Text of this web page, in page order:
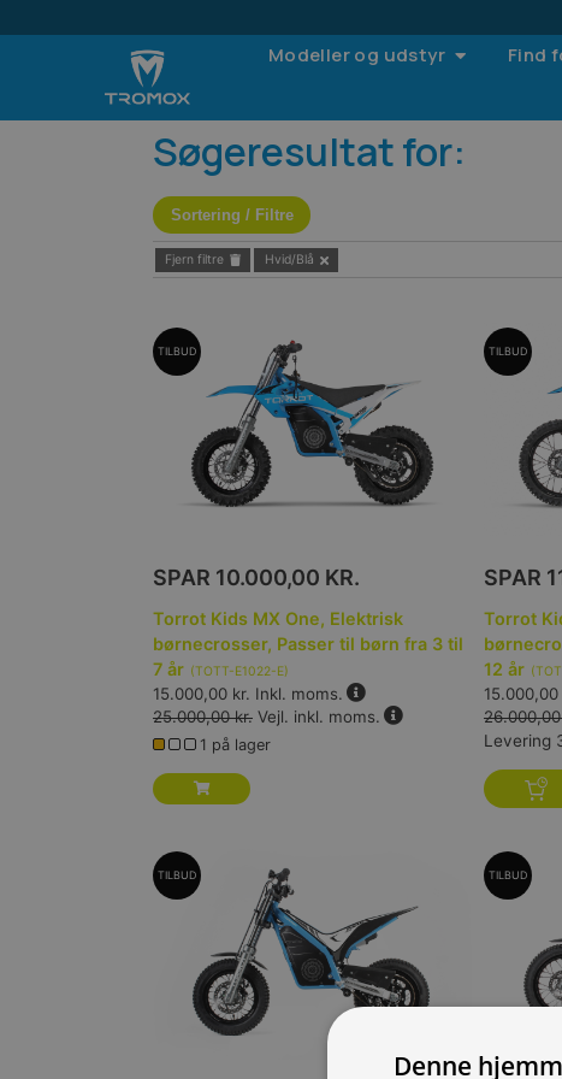
Modeller og udstyr Find
Søgeresultat for:
Sortering / Filtre
Fjern filtre Hvid/Blå
TILBUD
SPAR 10.000,00 KR.
Torrot Kids MX One, Elektrisk
børnecrosser, Passer til børn fra 3 til
7 år (TOTT-E1022-E)
15.000,00 kr. Inkl. moms.
25.000,00 kr. Vejl. inkl. moms.
1 på lager
TILBUD
SPAR
Torrot
12 år (
15.000,00
Levering
TILBUD TILBUD
Denne